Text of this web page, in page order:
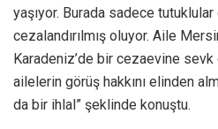
yaşıyor. Burada sadece
cezalandırılmış oluyor. Aile
Karadeniz’de bir cezaevine
ailelerin görüş hakkını elinden
da bir ihlal” şeklinde konuştu.